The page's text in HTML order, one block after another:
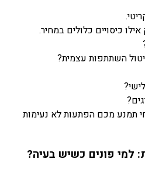
כיסויים כלולים במחיר.
השתתפות עצמית?
תמנע מכם הפתעות לא נעימות